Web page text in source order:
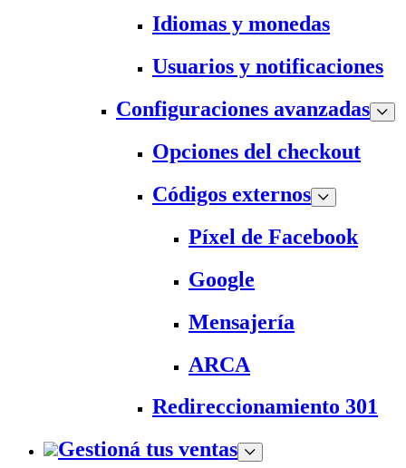
Idiomas y monedas
Usuarios y notificaciones
Configuraciones avanzadas
Opciones del checkout
Códigos externos
Píxel de Facebook
Google
Mensajería
ARCA
Redireccionamiento 301
Gestioná tus ventas